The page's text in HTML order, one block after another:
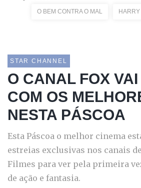
O BEM CONTRA O MAL
STAR CHANNEL
O CANAL FOX
COM OS
NESTA PÁSCOA
Esta Páscoa o melhor cinema
estreias exclusivas nos canais
Filmes para ver pela primeira
de ação e fantasia.